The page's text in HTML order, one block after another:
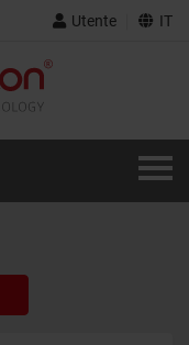
Utente IT